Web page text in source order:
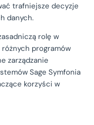
trafniejsze decyzje
danych.
rolę w
programów
zarządzanie
Sage Symfonia
korzyści w